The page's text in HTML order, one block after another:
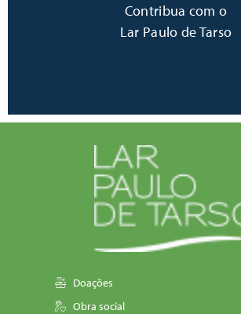
Contribua com o
Lar Paulo de Tarso
Doações
Obra social